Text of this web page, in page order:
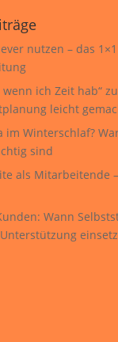
nutzen – das
wenn ich Zeit hab“
leicht
im Winterschlaf?
sind
als Mitarbeitende
Wann